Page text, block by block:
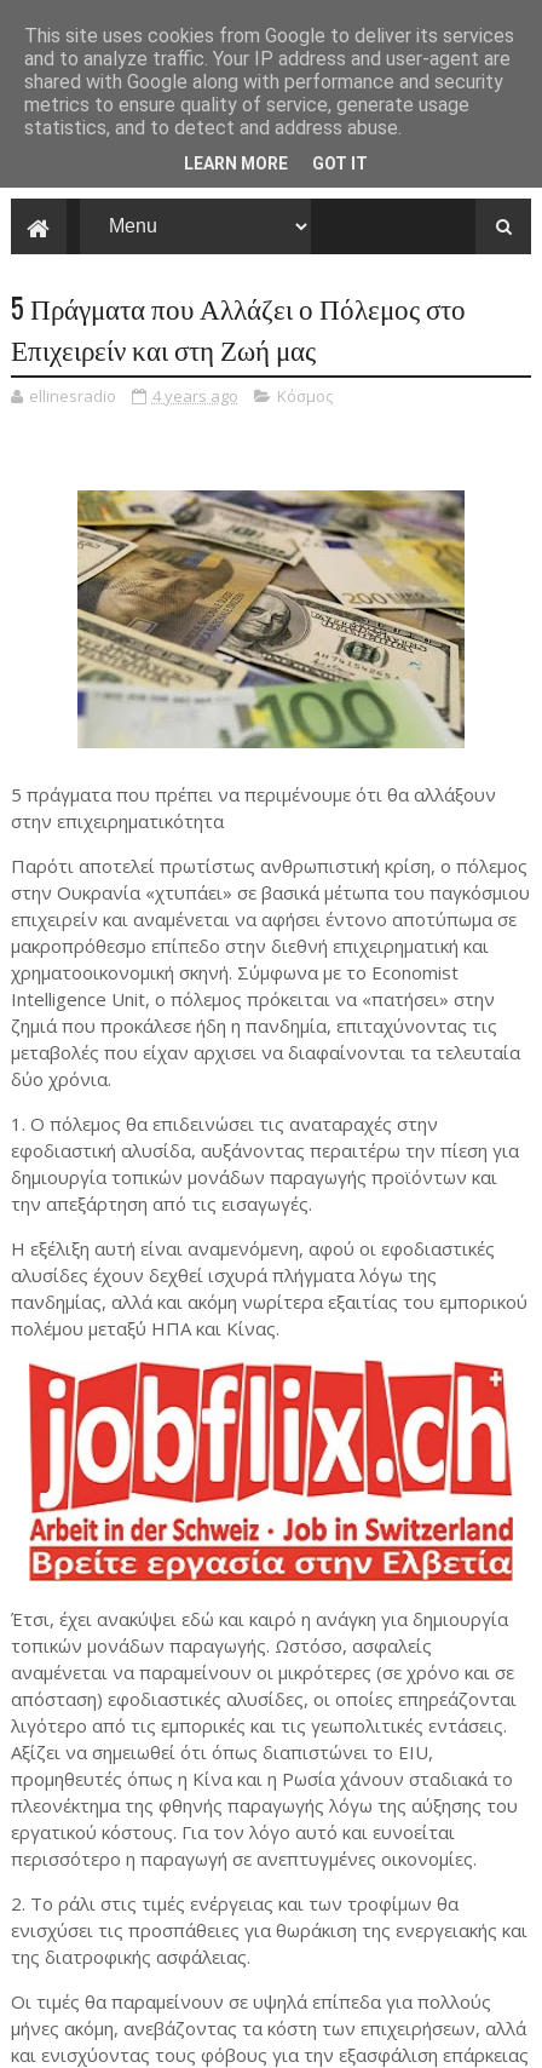
5 Πράγματα που Αλλάζει ο Πόλεμος στο
Επιχειρείν και στη Ζωή μας
ellinesradio 4 years ago Κόσμος
5 πράγματα που πρέπει να περιμένουμε ότι θα αλλάξουν
στην επιχειρηματικότητα
Παρότι αποτελεί πρωτίστως ανθρωπιστική κρίση, ο πόλεμος
στην Ουκρανία «χτυπάει» σε βασικά μέτωπα του παγκόσμιου
επιχειρείν και αναμένεται να αφήσει έντονο αποτύπωμα σε
μακροπρόθεσμο επίπεδο στην διεθνή επιχειρηματική και
χρηματοοικονομική σκηνή. Σύμφωνα με το Economist
Intelligence Unit, ο πόλεμος πρόκειται να «πατήσει» στην
ζημιά που προκάλεσε ήδη η πανδημία, επιταχύνοντας τις
μεταβολές που είχαν αρχισει να διαφαίνονται τα τελευταία
δύο χρόνια.
1. Ο πόλεμος θα επιδεινώσει τις αναταραχές στην
εφοδιαστική αλυσίδα, αυξάνοντας περαιτέρω την πίεση για
δημιουργία τοπικών μονάδων παραγωγής προϊόντων και
την απεξάρτηση από τις εισαγωγές.
Η εξέλιξη αυτή είναι αναμενόμενη, αφού οι εφοδιαστικές
αλυσίδες έχουν δεχθεί ισχυρά πλήγματα λόγω της
πανδημίας, αλλά και ακόμη νωρίτερα εξαιτίας του εμπορικού
πολέμου μεταξύ ΗΠΑ και Κίνας.
Έτσι, έχει ανακύψει εδώ και καιρό η ανάγκη για δημιουργία
τοπικών μονάδων παραγωγής. Ωστόσο, ασφαλείς
αναμένεται να παραμείνουν οι μικρότερες (σε χρόνο και σε
απόσταση) εφοδιαστικές αλυσίδες, οι οποίες επηρεάζονται
λιγότερο από τις εμπορικές και τις γεωπολιτικές εντάσεις.
Αξίζει να σημειωθεί ότι όπως διαπιστώνει το EIU,
προμηθευτές όπως η Κίνα και η Ρωσία χάνουν σταδιακά το
πλεονέκτημα της φθηνής παραγωγής λόγω της αύξησης του
εργατικού κόστους. Για τον λόγο αυτό και ευνοείται
περισσότερο η παραγωγή σε ανεπτυγμένες οικονομίες.
2. Το ράλι στις τιμές ενέργειας και των τροφίμων θα
ενισχύσει τις προσπάθειες για θωράκιση της ενεργειακής και
της διατροφικής ασφάλειας.
Οι τιμές θα παραμείνουν σε υψηλά επίπεδα για πολλούς
μήνες ακόμη, ανεβάζοντας τα κόστη των επιχειρήσεων, αλλά
και ενισχύοντας τους φόβους για την εξασφάλιση επάρκειας
This site uses cookies from Google to deliver its services
and to analyze traffic. Your IP address and user-agent are
shared with Google along with performance and security
metrics to ensure quality of service, generate usage
statistics, and to detect and address abuse.
LEARN MORE GOT IT